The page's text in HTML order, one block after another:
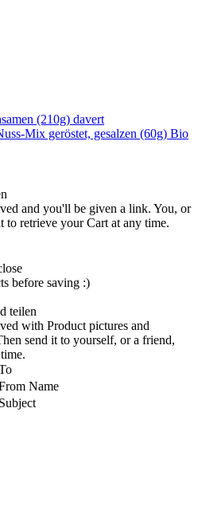
Mix geröstet, gesalzen (60g) Bio
and you'll be given a link. You, or
to retrieve your Cart at any time.
before saving :)
teilen
with Product pictures and
send it to yourself, or a friend,
Name
Subject